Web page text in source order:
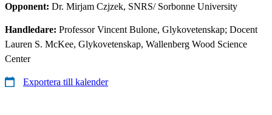
Opponent: Dr. Mirjam Czjzek, SNRS/ Sorbonne University
Handledare: Professor Vincent Bulone, Glykovetenskap; Docent
Lauren S. McKee, Glykovetenskap, Wallenberg Wood Science
Center
Exportera till kalender